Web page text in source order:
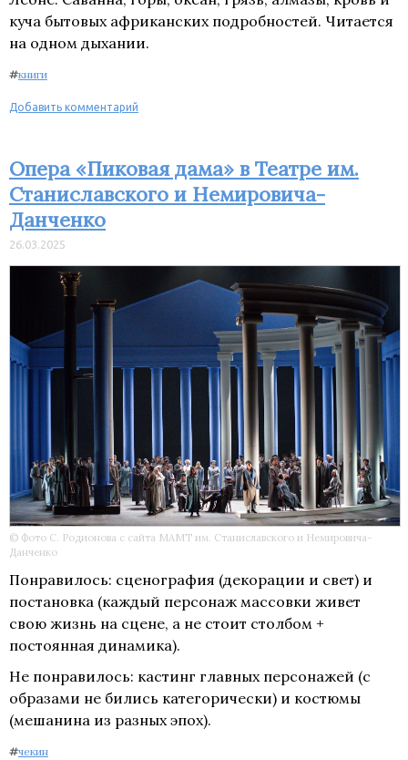
куча бытовых африканских подробностей. Читается
на одном дыхании.
#книги
Добавить комментарий
Опера «Пиковая дама» в Театре им.
Станиславского и Немировича-
Данченко
26.03.2025
© Фото С. Родионова с сайта МАМТ им. Станиславского и Немировича-
Данченко
Понравилось: сценография (декорации и свет) и
постановка (каждый персонаж массовки живет
свою жизнь на сцене, а не стоит столбом +
постоянная динамика).
Не понравилось: кастинг главных персонажей (с
образами не бились категорически) и костюмы
(мешанина из разных эпох).
#чекин